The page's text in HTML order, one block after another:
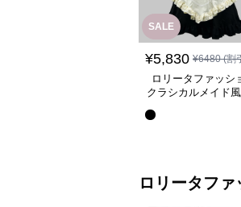
SALE
¥5,830 ¥6480(割
ロリータファッシ
クラシカルメイド
ロリータファ